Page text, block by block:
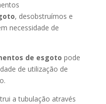
, desobstruímos e
necessidade de
de esgoto pode
de utilização de
a tubulação através